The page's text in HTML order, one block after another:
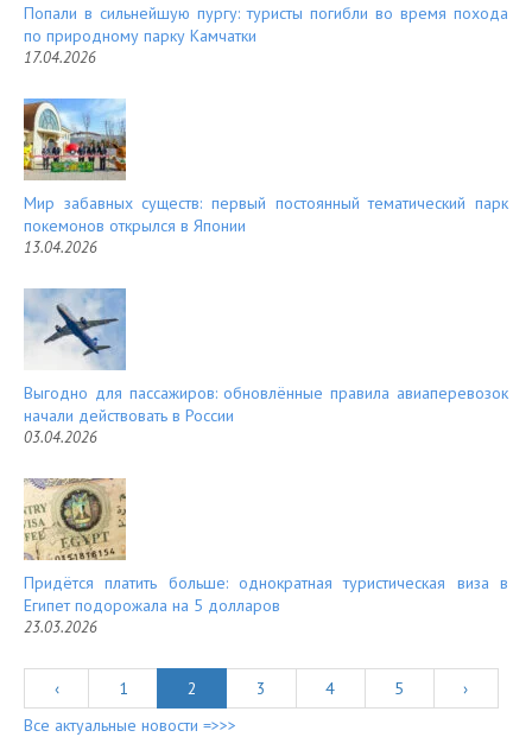
Попали в сильнейшую пургу: туристы погибли во время похода
по природному парку Камчатки
17.04.2026
Мир забавных существ: первый постоянный тематический парк
покемонов открылся в Японии
13.04.2026
Выгодно для пассажиров: обновлённые правила авиаперевозок
начали действовать в России
03.04.2026
Придётся платить больше: однократная туристическая виза в
Египет подорожала на 5 долларов
23.03.2026
‹ 1 2 3 4 5
›
Все актуальные новости =>>>